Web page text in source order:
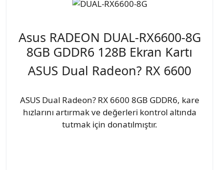
Asus RADEON DUAL-RX6600-8G
8GB GDDR6 128B Ekran Kartı
ASUS Dual Radeon? RX 6600
ASUS Dual Radeon? RX 6600 8GB GDDR6, kare
hızlarını artırmak ve değerleri kontrol altında
tutmak için donatılmıştır.